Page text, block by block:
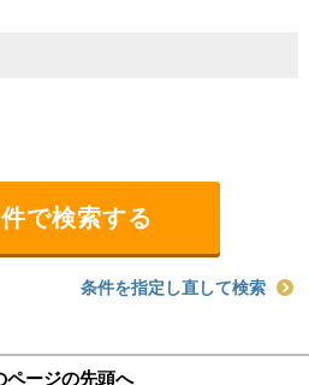
条件を指定し直して検索
ページの先頭へ